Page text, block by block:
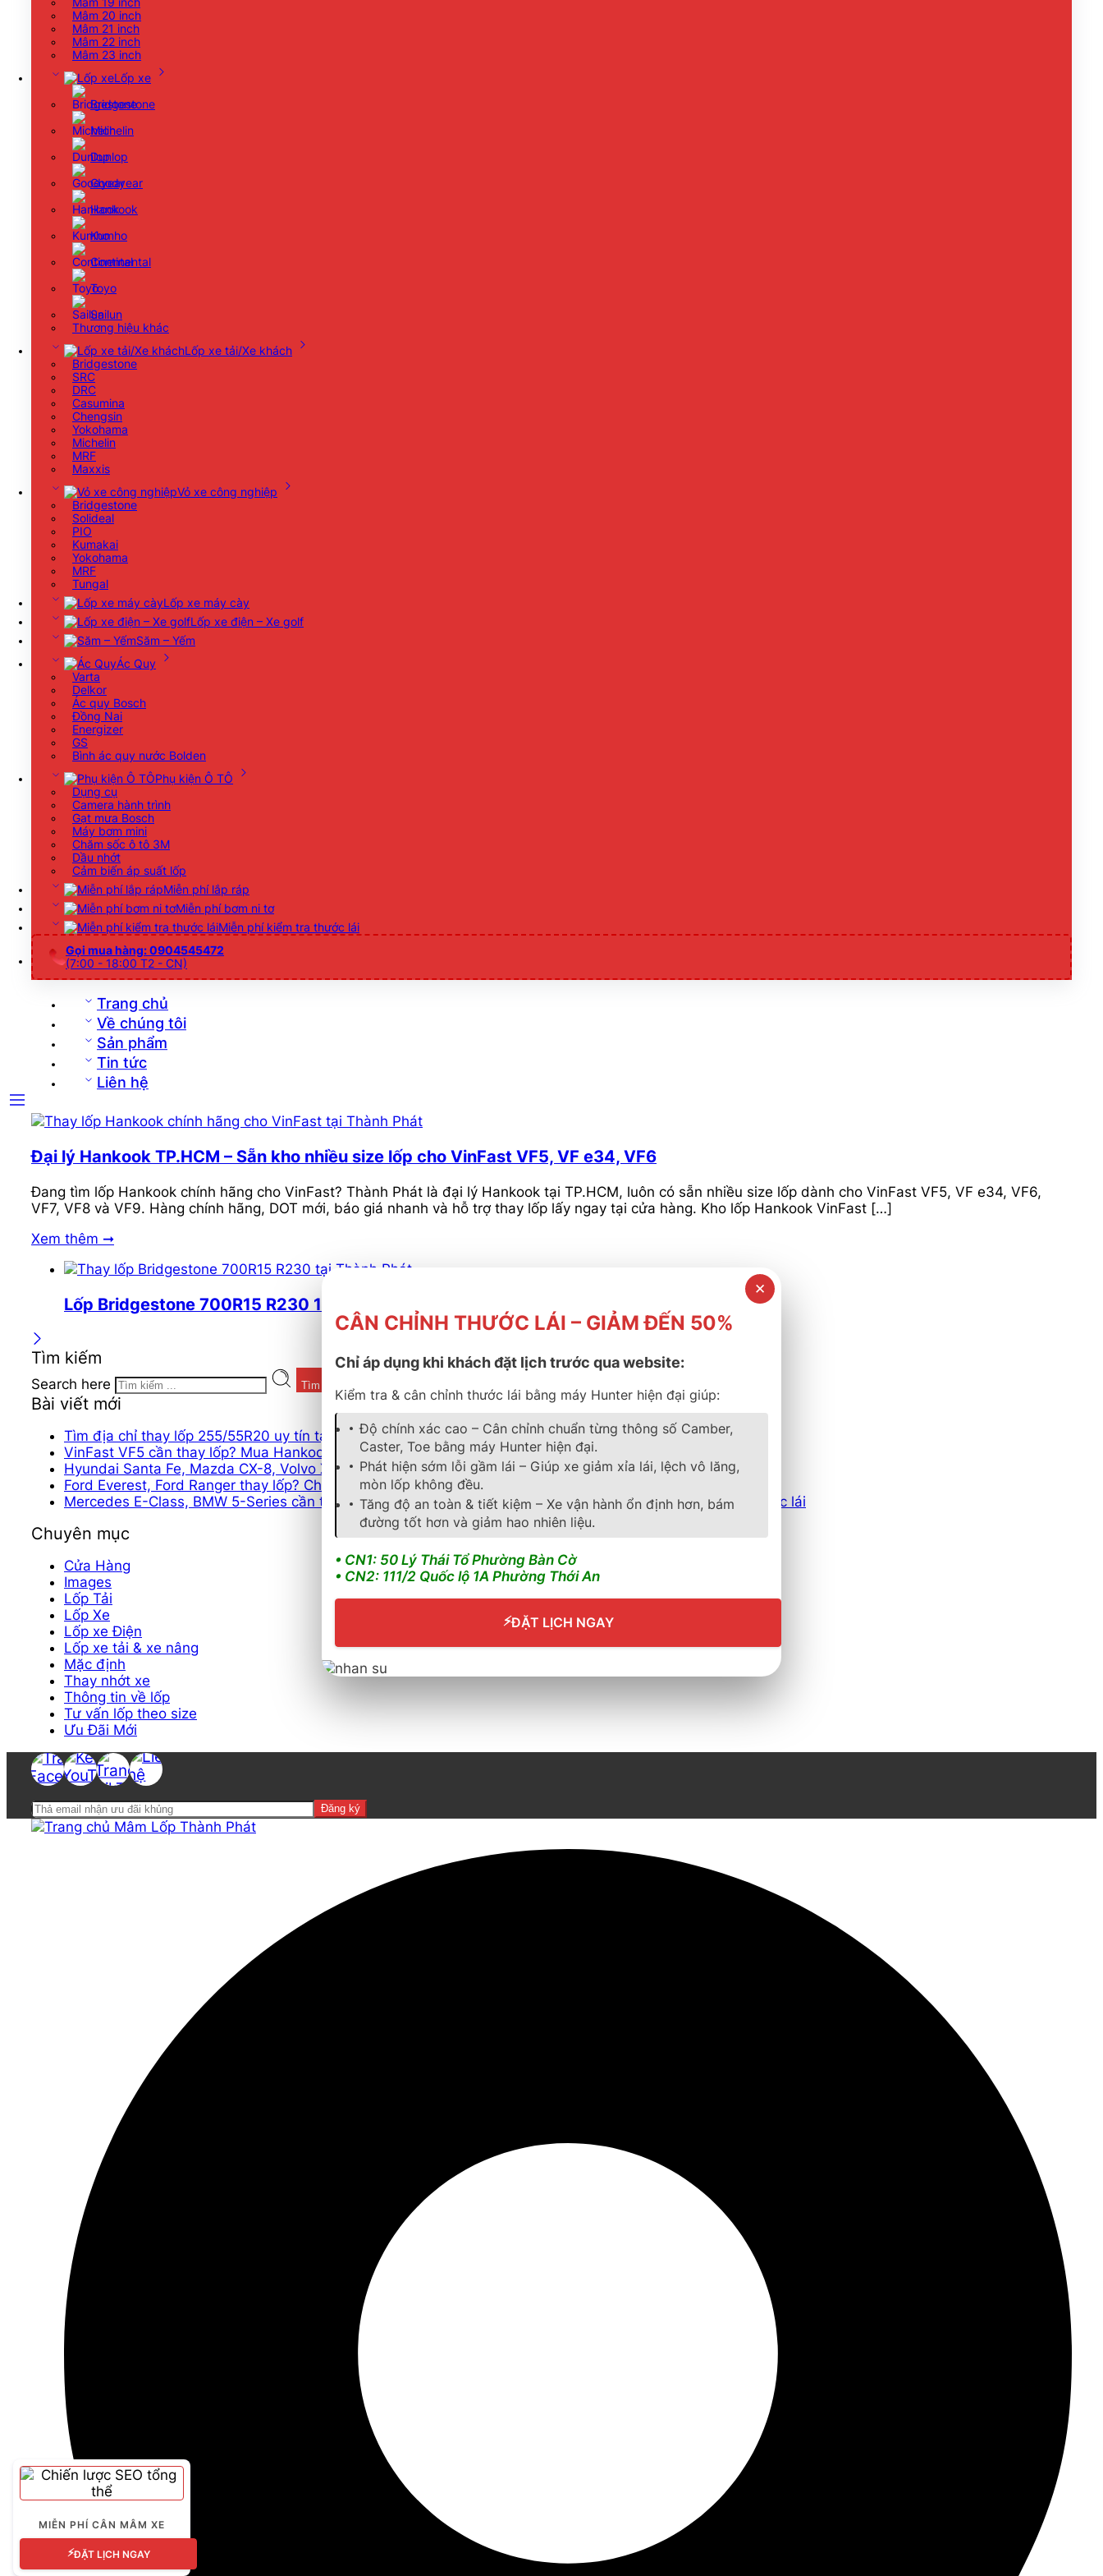
Mâm 19 inch
Mâm 20 inch
Mâm 21 inch
Mâm 22 inch
Mâm 23 inch
Lốp xe
Bridgestone
Michelin
Dunlop
Goodyear
Hankook
Kumho
Continental
Toyo
Sailun
Thương hiệu khác
Lốp xe tải/Xe khách
Bridgestone
SRC
DRC
Casumina
Chengsin
Yokohama
Michelin
MRF
Maxxis
Vỏ xe công nghiệp
Bridgestone
Solideal
PIO
Kumakai
Yokohama
MRF
Tungal
Lốp xe máy cày
Lốp xe điện – Xe golf
Săm – Yếm
Ác Quy
Varta
Delkor
Ác quy Bosch
Đồng Nai
Energizer
GS
Bình ác quy nước Bolden
Phụ kiện Ô TÔ
Dụng cụ
Camera hành trình
Gạt mưa Bosch
Máy bơm mini
Chăm sốc ô tô 3M
Dầu nhớt
Cảm biến áp suất lốp
Miễn phí lắp ráp
Miễn phí bơm ni tơ
Miễn phí kiểm tra thước lái
Gọi mua hàng: 0904545472
(7:00 - 18:00 T2 - CN)
Trang chủ
Về chúng tôi
Sản phẩm
Tin tức
Liên hệ
Đại lý Hankook TP.HCM – Sẵn kho nhiều size lốp cho VinFast VF5, VF e34, VF6
Đang tìm lốp Hankook chính hãng cho VinFast? Thành Phát là đại lý Hankook tại TP.HCM, luôn có sẵn nhiều size lốp dành cho VinFast VF5, VF e34, VF6,
VF7, VF8 và VF9. Hàng chính hãng, DOT mới, báo giá nhanh và hỗ trợ thay lốp lấy ngay tại cửa hàng. Kho lốp Hankook VinFast […]
Xem thêm ➞
Lốp Bridgestone 700R15 R230 12PR cho Isuzu Carter 1T9 – 2T5 – Bền bỉ, chịu tải tốt
Tìm kiếm
Search here Tìm kiếm
Bài viết mới
Tìm địa chỉ thay lốp 255/55R20 uy tín tại TP.HCM? Thành Phát có sẵn hàng, ưu đãi dịch vụ khi thay lốp.
VinFast VF5 cần thay lốp? Mua Hankook iON 205/55R17 giá siêu tốt tại đại lý cấp 1 Thành Phát
Hyundai Santa Fe, Mazda CX-8, Volvo XC60 cần thay lốp? Chọn Continental PremiumContact 6 235/55R19
Ford Everest, Ford Ranger thay lốp? Chọn Goodyear Wrangler Territory HT 255/65R18 chính hãng
Mercedes E-Class, BMW 5-Series cần thay lốp? Chọn Bridgestone Turanza 6 245/45R18 để giữ trọn cảm giác lái
Chuyên mục
Cửa Hàng
Images
Lốp Tải
Lốp Xe
Lốp xe Điện
Lốp xe tải & xe nâng
Mặc định
Thay nhớt xe
Thông tin về lốp
Tư vấn lốp theo size
Ưu Đãi Mới
✕
CÂN CHỈNH THƯỚC LÁI – GIẢM ĐẾN 50%
Chỉ áp dụng khi khách đặt lịch trước qua website:
Kiểm tra & cân chỉnh thước lái bằng máy Hunter hiện đại giúp:
Độ chính xác cao – Cân chỉnh chuẩn từng thông số Camber,
Caster, Toe bằng máy Hunter hiện đại.
Phát hiện sớm lỗi gầm lái – Giúp xe giảm xỉa lái, lệch vô lăng,
mòn lốp không đều.
Tăng độ an toàn & tiết kiệm – Xe vận hành ổn định hơn, bám
đường tốt hơn và giảm hao nhiên liệu.
• CN1: 50 Lý Thái Tổ Phường Bàn Cờ
• CN2: 111/2 Quốc lộ 1A Phường Thới An
⚡ĐẶT LỊCH NGAY
MIỄN PHÍ CÂN MÂM XE
⚡ĐẶT LỊCH NGAY